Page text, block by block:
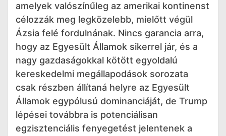
amelyek valószínűleg az amerikai kontinenst
célozzák meg legközelebb, mielőtt végül
Ázsia felé fordulnának. Nincs garancia arra,
hogy az Egyesült Államok sikerrel jár, és a
nagy gazdaságokkal kötött egyoldalú
kereskedelmi megállapodások sorozata
csak részben állítaná helyre az Egyesült
Államok egypólusú dominanciáját, de Trump
lépései továbbra is potenciálisan
egzisztenciális fenyegetést jelentenek a